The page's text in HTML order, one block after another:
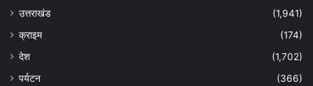
उत्तराखंड
(1,941)
क्राइम
(174)
देश
(1,702)
पर्यटन
(366)